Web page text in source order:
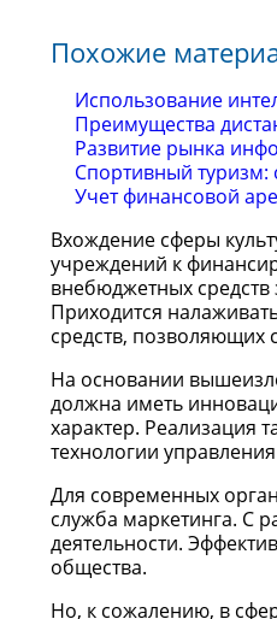
Похожие
Использование
Преимущества
Развитие рынка
Спортивный туризм:
Учет финансовой
Вхождение сферы
учреждений к
внебюджетных
Приходится
средств, позволяющих
На основании
должна иметь
характер. Реализация
технологии
Для современных
служба маркетинга. С
деятельности.
общества.
Но, к сожалению, в